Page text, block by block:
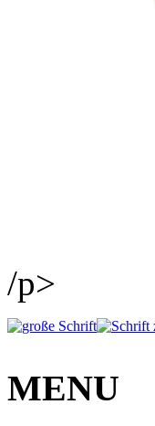
/p>
MENU